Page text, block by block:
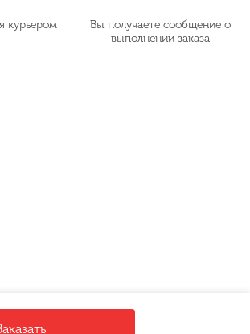
курьером
Вы получаете сообщение о
выполнении заказа